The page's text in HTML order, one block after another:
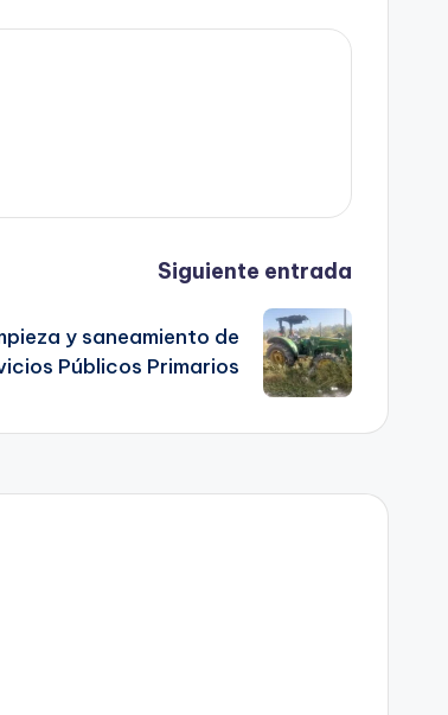
Siguiente entrada
y saneamiento de
Públicos Primarios